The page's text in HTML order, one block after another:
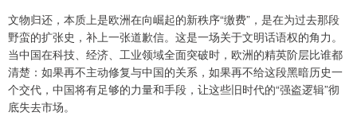
文物归还，本质上是欧洲在向崛起的新秩序“缴费”，是在为过去那段
野蛮的扩张史，补上一张道歉信。这是一场关于文明话语权的角力。
当中国在科技、经济、工业领域全面突破时，欧洲的精英阶层比谁都
清楚：如果再不主动修复与中国的关系，如果再不给这段黑暗历史一
个交代，中国将有足够的力量和手段，让这些旧时代的“强盗逻辑”彻
底失去市场。